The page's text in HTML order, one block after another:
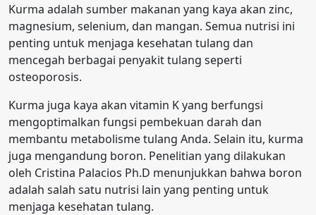
Kurma adalah sumber makanan yang kaya akan zinc,
magnesium, selenium, dan mangan. Semua nutrisi ini
penting untuk menjaga kesehatan tulang dan
mencegah berbagai penyakit tulang seperti
osteoporosis.
Kurma juga kaya akan vitamin K yang berfungsi
mengoptimalkan fungsi pembekuan darah dan
membantu metabolisme tulang Anda. Selain itu, kurma
juga mengandung boron. Penelitian yang dilakukan
oleh Cristina Palacios Ph.D menunjukkan bahwa boron
adalah salah satu nutrisi lain yang penting untuk
menjaga kesehatan tulang.